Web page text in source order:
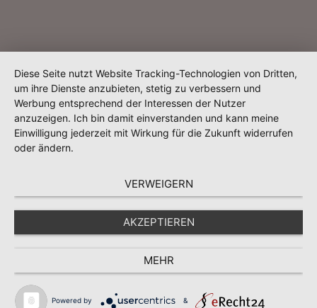
Diese Seite nutzt Website Tracking-Technologien von Dritten,
um ihre Dienste anzubieten, stetig zu verbessern und
Werbung entsprechend der Interessen der Nutzer
anzuzeigen. Ich bin damit einverstanden und kann meine
Einwilligung jederzeit mit Wirkung für die Zukunft widerrufen
oder ändern.
VERWEIGERN
AKZEPTIEREN
MEHR
Powered by &